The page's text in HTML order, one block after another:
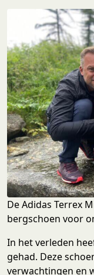
De Adidas Terrex
bergschoen voor
In het verleden
gehad. Deze
verwachtingen en